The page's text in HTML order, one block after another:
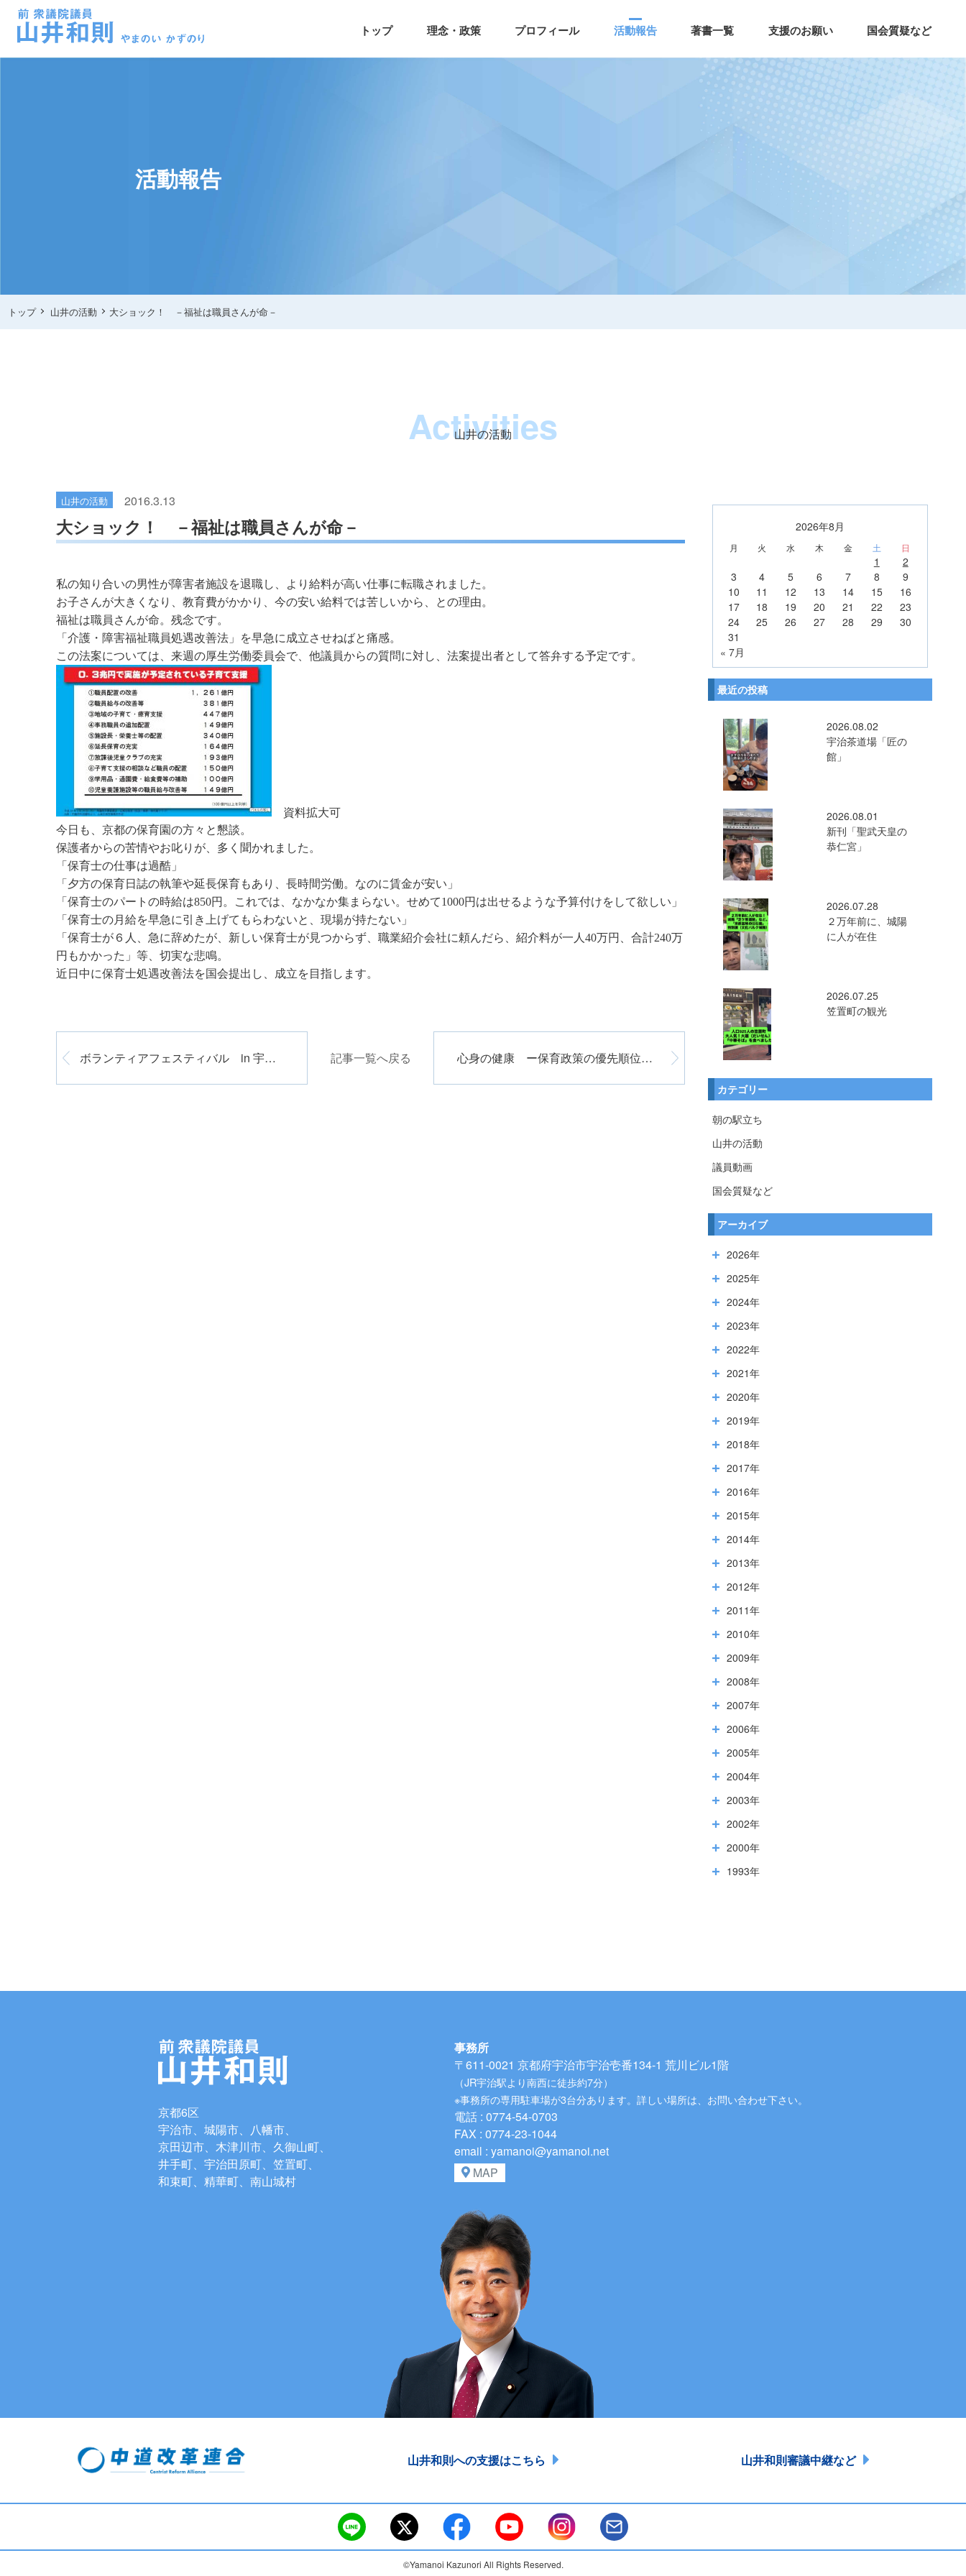
トップ 理念・政策 プロフィール 活動報告 著書一覧 支援のお願い 国会質疑など
活動報告
トップ 山井の活動 大ショック！ －福祉は職員さんが命－
Activities
山井の活動
山井の活動 2016.3.13
大ショック！ －福祉は職員さんが命－
私の知り合いの男性が障害者施設を退職し、より給料が高い仕事に転職されました。
お子さんが大きくなり、教育費がかかり、今の安い給料では苦しいから、との理由。
福祉は職員さんが命。残念です。
「介護・障害福祉職員処遇改善法」を早急に成立させねばと痛感。
この法案については、来週の厚生労働委員会で、他議員からの質問に対し、法案提出者として答弁する予定です。
資料拡大可
今日も、京都の保育園の方々と懇談。
保護者からの苦情やお叱りが、多く聞かれました。
「保育士の仕事は過酷」
「夕方の保育日誌の執筆や延長保育もあり、長時間労働。なのに賃金が安い」
「保育士のパートの時給は850円。これでは、なかなか集まらない。せめて1000円は出せるような予算付けをして欲しい」
「保育士の月給を早急に引き上げてもらわないと、現場が持たない」
「保育士が６人、急に辞めたが、新しい保育士が見つからず、職業紹介会社に頼んだら、紹介料が一人40万円、合計240万
円もかかった」等、切実な悲鳴。
近日中に保育士処遇改善法を国会提出し、成立を目指します。
ボランティアフェスティバル in 宇治 記事一覧へ戻る 心身の健康 ー保育政策の優先順位ー
2026年8月
月 火 水 木 金 土 日
1
2
3
4 5 6 7 8
9
10
11 12 13 14 15
16
17
18 19 20 21 22
23
24
25 26 27 28 29
30
31
« 7月
最近の投稿
2026.08.02
宇治茶道場「匠の
館」
2026.08.01
新刊「聖武天皇の
恭仁宮」
2026.07.28
２万年前に、城陽
に人が在住
2026.07.25
笠置町の観光
カテゴリー
朝の駅立ち
山井の活動
議員動画
国会質疑など
アーカイブ
2026年
2025年
2024年
2023年
2022年
2021年
2020年
2019年
2018年
2017年
2016年
2015年
2014年
2013年
2012年
2011年
2010年
2009年
2008年
2007年
2006年
2005年
2004年
2003年
2002年
2000年
1993年
京都6区
宇治市、城陽市、八幡市、
京田辺市、木津川市、久御山町、
井手町、宇治田原町、笠置町、
和束町、精華町、南山城村
事務所
〒611-0021 京都府宇治市宇治壱番134-1 荒川ビル1階
（JR宇治駅より南西に徒歩約7分）
※事務所の専用駐車場が3台分あります。 詳しい場所は、お問い合わせ下さい。
電話 : 0774-54-0703
FAX : 0774-23-1044
email : yamanoi@yamanoi.net
MAP
山井和則への支援はこちら 山井和則審議中継など
©Yamanoi Kazunori All Rights Reserved.